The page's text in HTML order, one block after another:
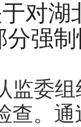
对湖
分强
监委
查。